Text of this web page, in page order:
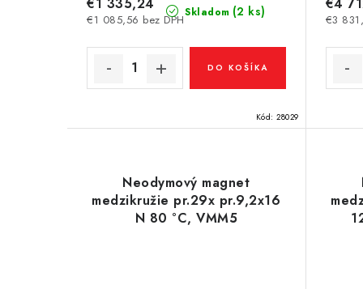
Skladom (2 ks)
€1 085,56 bez DPH
DO KOŠÍKA
Kód: 28029
€3
Neodymový magnet
medzikružie pr.29x pr.9,2x16
N 80 °C, VMM5